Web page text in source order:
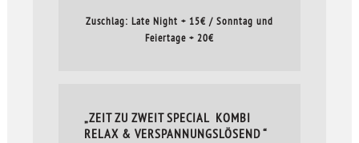
Zuschlag: Late Night + 15€ / Sonntag und
Feiertage + 20€
„ZEIT ZU ZWEIT SPECIAL KOMBI
RELAX & VERSPANNUNGSLÖSEND “